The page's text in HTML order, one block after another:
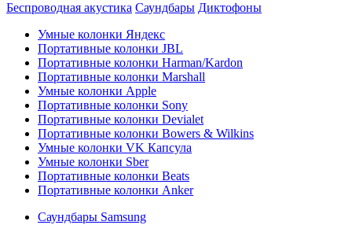
Беспроводная акустика Саундбары Диктофоны
Умные колонки Яндекс
Портативные колонки JBL
Портативные колонки Harman/Kardon
Портативные колонки Marshall
Умные колонки Apple
Портативные колонки Sony
Портативные колонки Devialet
Портативные колонки Bowers & Wilkins
Умные колонки VK Капсула
Умные колонки Sber
Портативные колонки Beats
Портативные колонки Anker
Саундбары Samsung